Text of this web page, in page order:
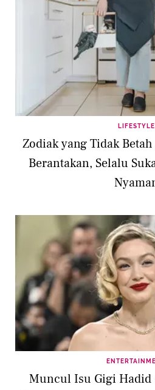
LIFESTYLE
Zodiak yang Tidak
Berantakan, Selalu
Muncul Isu Gigi Hadid